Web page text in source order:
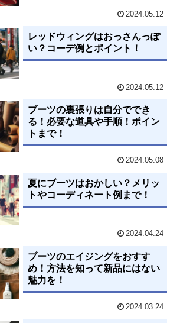
2024.05.12
レッドウィングはおっさんっぽ
い？コーデ例とポイント！
2024.05.12
ブーツの裏張りは自分ででき
る！必要な道具や手順！ポイン
トまで！
2024.05.08
夏にブーツはおかしい？メリッ
トやコーディネート例まで！
2024.04.24
ブーツのエイジングをおすす
め！方法を知って新品にはない
魅力を！
2024.03.24